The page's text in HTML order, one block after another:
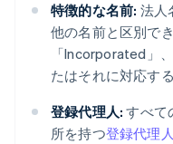
特徴的な名前: 法人
他の名前と区別で
「Incorporated」
たはそれに対応す
登録代理人: すべて
所を持つ登録代理人